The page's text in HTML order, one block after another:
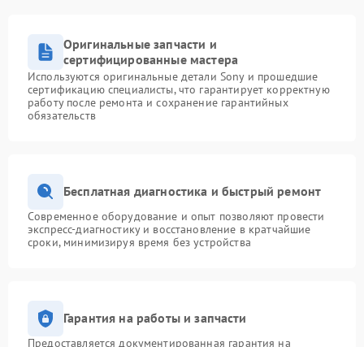
Оригинальные запчасти и
сертифицированные мастера
Используются оригинальные детали Sony и прошедшие
сертификацию специалисты, что гарантирует корректную
работу после ремонта и сохранение гарантийных
обязательств
Бесплатная диагностика и быстрый ремонт
Современное оборудование и опыт позволяют провести
экспресс-диагностику и восстановление в кратчайшие
сроки, минимизируя время без устройства
Гарантия на работы и запчасти
Предоставляется документированная гарантия на